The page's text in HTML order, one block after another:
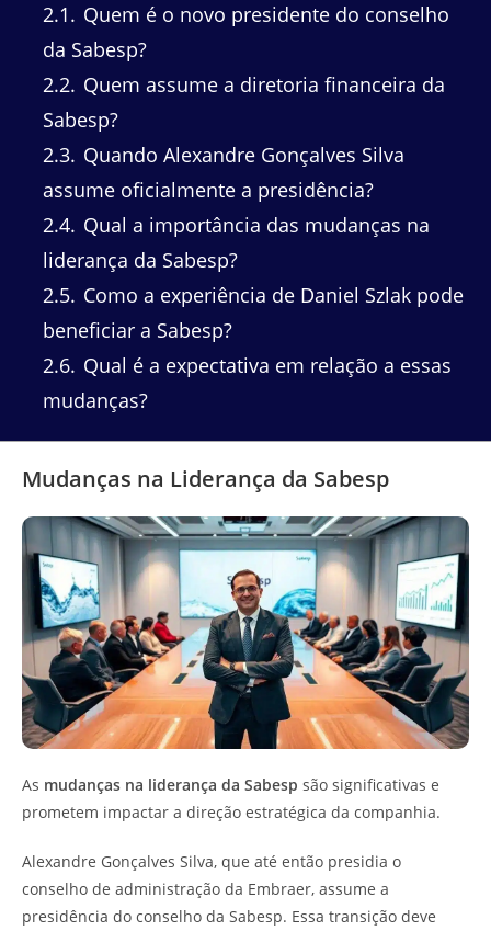
2.1
Quem é o novo presidente do conselho
da Sabesp?
2.2 Quem assume a diretoria financeira da
Sabesp?
2.3 Quando Alexandre Gonçalves Silva
assume oficialmente a presidência?
2.4 Qual a importância das mudanças na
liderança da Sabesp?
2.5 Como a experiência de Daniel Szlak pode
beneficiar a Sabesp?
2.6 Qual é a expectativa em relação a essas
mudanças?
Mudanças na Liderança da Sabesp
As mudanças na liderança da Sabesp são significativas e
prometem impactar a direção estratégica da companhia.
Alexandre Gonçalves Silva, que até então presidia o
conselho de administração da Embraer, assume a
presidência do conselho da Sabesp. Essa transição deve